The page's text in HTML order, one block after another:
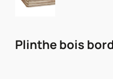
Plinthe bois